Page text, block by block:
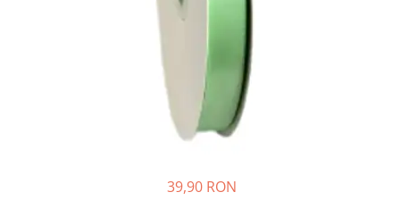
Pungi fereastra transparenta
39,90 RON